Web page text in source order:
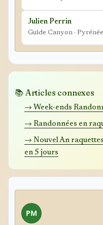
Julien Perrin
Guide Canyon ·
📚 Articles connexes
→ Week-ends
→ Randonnées en
→ Nouvel An
en 5 jours
PM